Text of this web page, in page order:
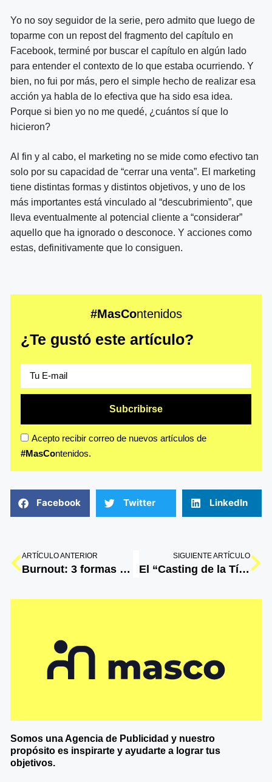
Yo no soy seguidor de la serie, pero admito que luego de
toparme con un repost del fragmento del capítulo en
Facebook, terminé por buscar el capítulo en algún lado
para entender el contexto de lo que estaba ocurriendo. Y
bien, no fui por más, pero el simple hecho de realizar esa
acción ya habla de lo efectiva que ha sido esa idea.
Porque si bien yo no me quedé, ¿cuántos sí que lo
hicieron?
Al fin y al cabo, el marketing no se mide como efectivo tan
solo por su capacidad de “cerrar una venta”. El marketing
tiene distintas formas y distintos objetivos, y uno de los
más importantes está vinculado al “descubrimiento”, que
lleva eventualmente al potencial cliente a “considerar”
aquello que ha ignorado o desconoce. Y acciones como
estas, definitivamente que lo consiguen.
#MasContenidos
¿Te gustó este artículo?
Acepto recibir correo de nuevos artículos de
#MasContenidos.
Subcribirse
Facebook Twitter LinkedIn
ARTÍCULO ANTERIOR
Burnout: 3 formas de combatirlo sin morir en el intento
SIGUIENTE ARTÍCULO
El “Casting de la Tía Gloria” y el poder de escuchar a tu audiencia
Somos una Agencia de Publicidad y nuestro
propósito es inspirarte y ayudarte a lograr tus
objetivos.